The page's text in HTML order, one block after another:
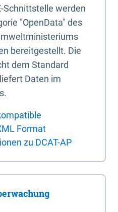
Schnittstelle werden
"OpenData" des
bereitgestellt. Die
dem Standard
Daten im
Format
zu DCAT-AP